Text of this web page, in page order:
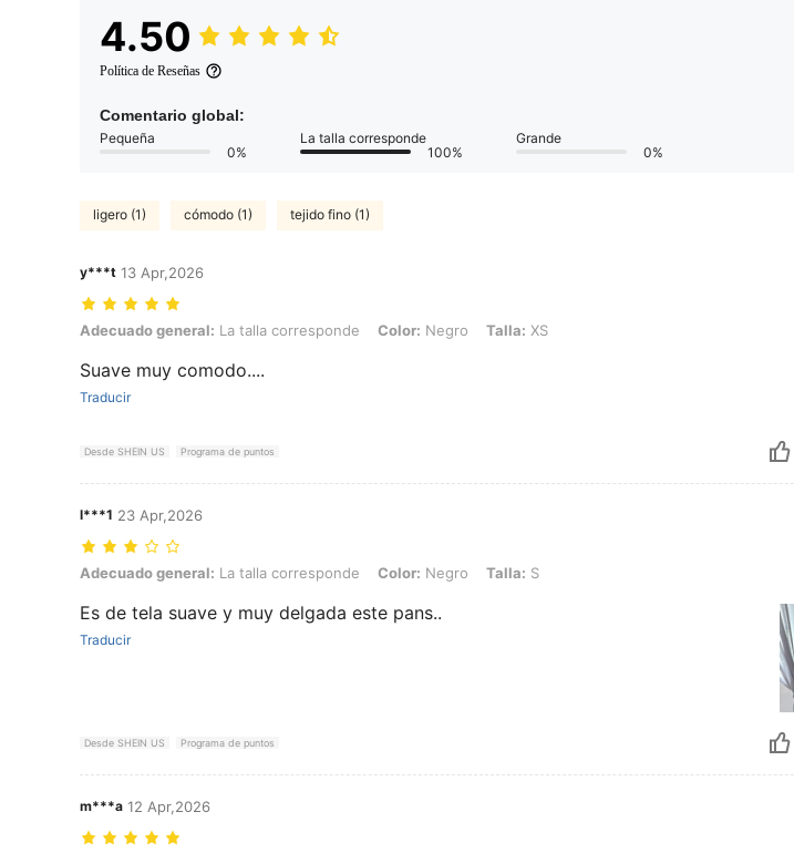
4.50
Política de Reseñas
Comentario global:
Pequeña
0%
La talla corresponde
100%
Grande
0%
ligero (1) cómodo (1) tejido fino (1)
y***t 13 Apr,2026
Adecuado general: La talla corresponde, Color: Negro, Talla: XS
Adecuado general: La talla corresponde Color: Negro Talla: XS
Suave muy comodo....
Traducir
Desde SHEIN US Programa de puntos
l***1 23 Apr,2026
Adecuado general: La talla corresponde, Color: Negro, Talla: S
Adecuado general: La talla corresponde Color: Negro Talla: S
Es de tela suave y muy delgada este pans..
Traducir
Desde SHEIN US Programa de puntos
m***a 12 Apr,2026